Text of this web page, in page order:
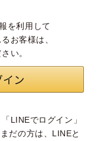
を利用して
お客様は、
い。
LINEでログイン」
だの方は、 LINEと